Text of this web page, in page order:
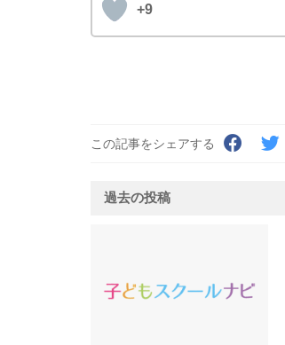
+9
この記事をシェアする
過去の投稿